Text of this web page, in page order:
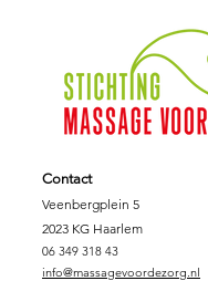
Contact
Veenbergplein 5
2023 KG Haarlem
06 349 318 43
info@massagevoordezorg.nl